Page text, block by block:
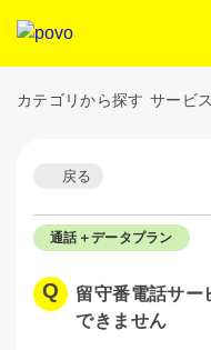
カテゴリから探す サービス
戻る
通話＋データプラン
留守番電話サー
できません